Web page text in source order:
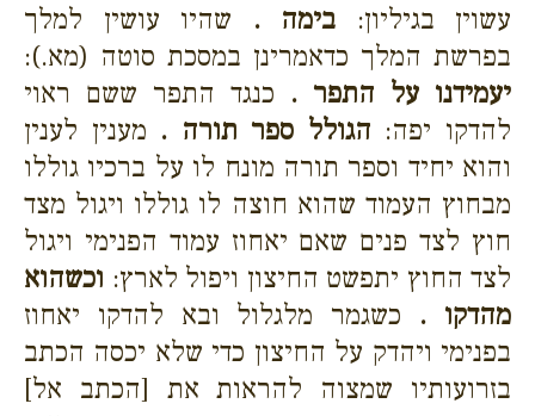
עשוין בגיליון: בימה . שהיו עושין למלך
בפרשת המלך כדאמרינן במסכת סוטה (מא.):
יעמידנו על התפר . כנגד התפר ששם ראוי
להדקו יפה: הגולל ספר תורה . מענין לענין
והוא יחיד וספר תורה מונח לו על ברכיו גוללו
מבחוץ העמוד שהוא חוצה לו גוללו ויגול מצד
חוץ לצד פנים שאם יאחוז עמוד הפנימי ויגול
לצד החוץ יתפשט החיצון ויפול לארץ: וכשהוא
מהדקו . כשגמר מלגלול ובא להדקו יאחוז
בפנימי ויהדק על החיצון כדי שלא יכסה הכתב
בזרועותיו שמצוה להראות את [הכתב אל]